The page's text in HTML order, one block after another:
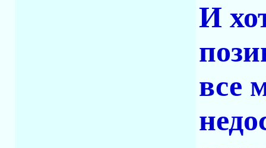
И
все